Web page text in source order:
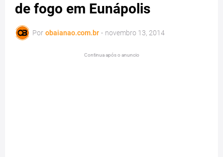
de fogo em Eunápolis
Por obaianao.com.br - novembro 13, 2014
Continua após o anuncio